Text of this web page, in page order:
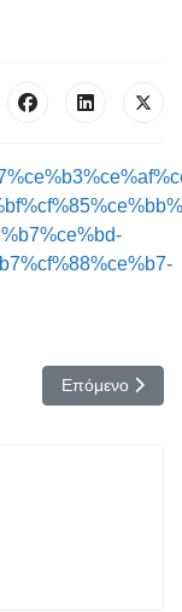
στοΕπόμενο
Επόμενο